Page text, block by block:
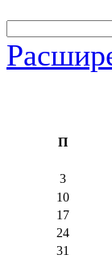
П
3
10
17
24
31